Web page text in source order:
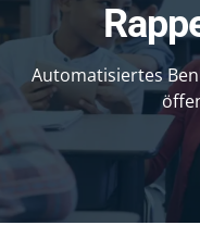
Automatisiertes